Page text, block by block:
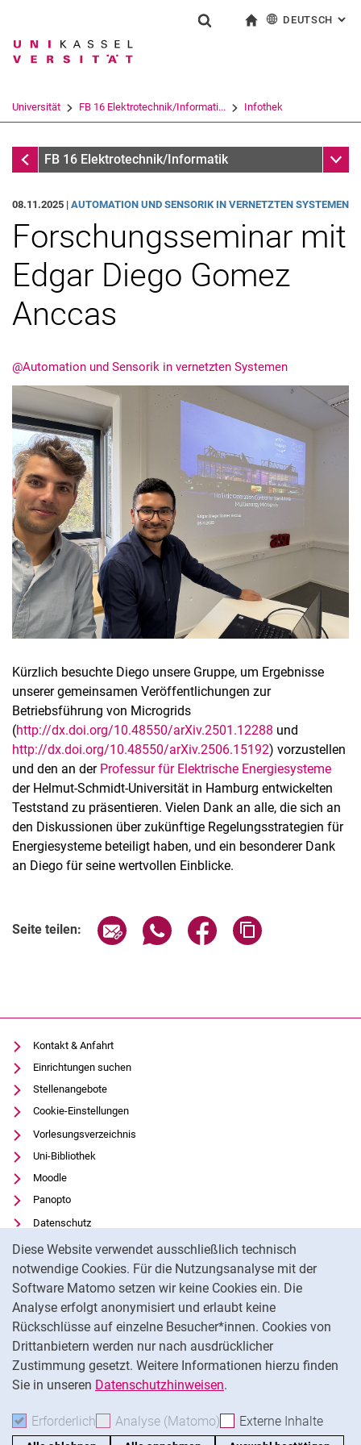
Springe direkt zu: Inhalt
Springe direkt zu: Suche
Springe direkt zu:
Diese Website verwendet ausschließlich technisch
notwendige Cookies. Für die Nutzungsanalyse mit der
Software Matomo setzen wir keine Cookies ein. Die
Analyse erfolgt anonymisiert und erlaubt keine
Rückschlüsse auf einzelne Besucher*innen. Cookies von
Drittanbietern werden nur nach ausdrücklicher
Zustimmung gesetzt. Weitere Informationen hierzu finden
Sie in unseren Datenschutzhinweisen.
Erforderlich Erforderliche Cookies akzeptieren
Analyse (Matomo) Analyse-Cookies
Externe Inhalte
Suchbegriff
Suchen (öffnet externen Link in einem
DEUTSCH :
Universität FB 16 Elektrotechnik/Informati... Infothek
InfothekFB 16 Elektrotechnik/Informatik
Termine
Aktuelles
Veranstaltungen
Stellenausschreibungen
08.11.2025 | AUTOMATION UND SENSORIK IN VERNETZTEN SYSTEMEN
Forschungsseminar mit
Edgar Diego Gomez
Anccas
@Automation und Sensorik in vernetzten Systemen
Kürzlich besuchte Diego unsere Gruppe, um Ergebnisse
unserer gemeinsamen Veröffentlichungen zur
Betriebsführung von Microgrids
(http://dx.doi.org/10.48550/arXiv.2501.12288 und
http://dx.doi.org/10.48550/arXiv.2506.15192) vorzustellen
und den an der Professur für Elektrische Energiesysteme
der Helmut-Schmidt-Universität in Hamburg entwickelten
Teststand zu präsentieren. Vielen Dank an alle, die sich an
den Diskussionen über zukünftige Regelungsstrategien für
Energiesysteme beteiligt haben, und ein besonderer Dank
an Diego für seine wertvollen Einblicke.
Seite teilen: Seite über E-Mail teilen
Seite über WhatsApp teilen
Seite über Facebook
Kontakt & Anfahrt
Einrichtungen suchen
Stellenangebote
Cookie-Einstellungen
Vorlesungsverzeichnis
Uni-Bibliothek
Moodle
Panopto
Datenschutz
Barrierefreiheit
Transparenter KI-Einsatz
Impressum
Externer Link: Universität Kassel auf
Facebook
(öffnet neues Fenster)
Externer Link: Universität Kassel auf
Youtube(öffnet neues Fenster)
Externer Link: Universität Kassel auf
Instagram (öffnet neues Fenster)